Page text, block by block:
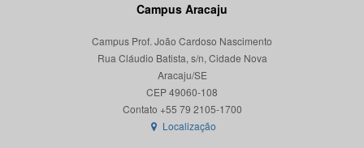
Campus Aracaju
Campus Prof. João Cardoso Nascimento
Rua Cláudio Batista, s/n, Cidade Nova
Aracaju/SE
CEP 49060-108
Localização